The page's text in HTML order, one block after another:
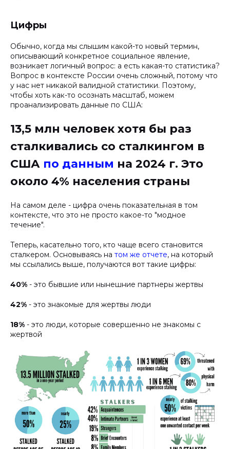
Цифры
Обычно, когда мы слышим какой-то новый термин,
описывающий конкретное социальное явление,
возникает логичный вопрос: а есть какая-то статистика?
Вопрос в контексте России очень сложный, потому что
у нас нет никакой валидной статистики. Поэтому,
чтобы хоть как-то осознать масштаб, можем
проанализировать данные по США:
13,5 млн человек хотя бы раз
сталкивались со сталкингом в
США по данным на 2024 г. Это
около 4% населения страны
На самом деле - цифра очень показательная в том
контексте, что это не просто какое-то "модное
течение".
Теперь, касательно того, кто чаще всего становится
сталкером. Основываясь на том же отчете, на который
мы ссылались выше, получаются вот такие цифры:
40% - это бывшие или нынешние партнеры жертвы
42% - это знакомые для жертвы люди
18% - это люди, которые совершенно не знакомы с
жертвой